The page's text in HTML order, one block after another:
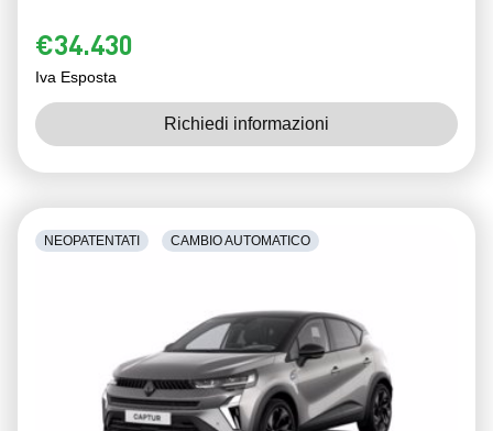
€34.430
Iva Esposta
Richiedi informazioni
NEOPATENTATI CAMBIO AUTOMATICO